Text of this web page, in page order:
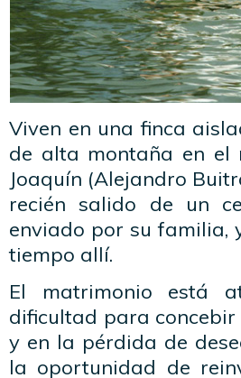
Viven en una finca
de alta montaña en el
Joaquín (Alejandro
recién salido de un
enviado por su familia,
tiempo allí.
El matrimonio está
dificultad para
y en la pérdida de
la oportunidad de